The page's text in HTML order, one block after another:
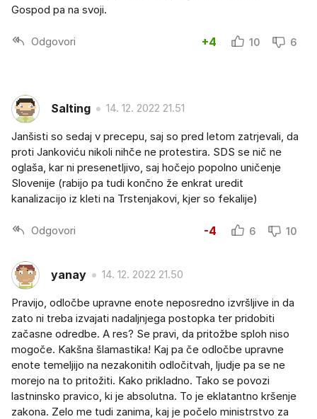
Gospod pa na svoji.
Odgovori +4 10 6
Salting 14. 12. 2022 21.51
Janšisti so sedaj v precepu, saj so pred letom zatrjevali, da
proti Jankoviću nikoli nihče ne protestira. SDS se nič ne
oglaša, kar ni presenetljivo, saj hočejo popolno uničenje
Slovenije (rabijo pa tudi končno že enkrat uredit
kanalizacijo iz kleti na Trstenjakovi, kjer so fekalije)
Odgovori -4 6 10
yanay 14. 12. 2022 21.50
Pravijo, odločbe upravne enote neposredno izvršljive in da
zato ni treba izvajati nadaljnjega postopka ter pridobiti
začasne odredbe. A res? Se pravi, da pritožbe sploh niso
mogoče. Kakšna šlamastika! Kaj pa če odločbe upravne
enote temeljijo na nezakonitih odločitvah, ljudje pa se ne
morejo na to pritožiti. Kako prikladno. Tako se povozi
lastninsko pravico, ki je absolutna. To je eklatantno kršenje
zakona. Zelo me tudi zanima, kaj je počelo ministrstvo za